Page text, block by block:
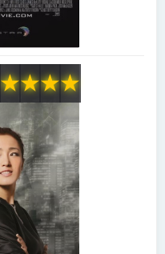
★
★
★
★